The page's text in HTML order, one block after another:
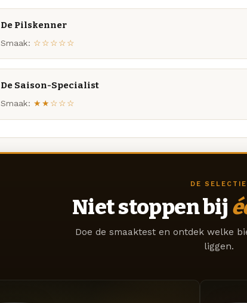
De Pilskenner
Smaak: ☆☆☆☆☆
De Saison-Specialist
Smaak: ★★☆☆☆
DE SELECTIE
Niet stoppen bij
Doe de smaaktest en ontdek welke
liggen.